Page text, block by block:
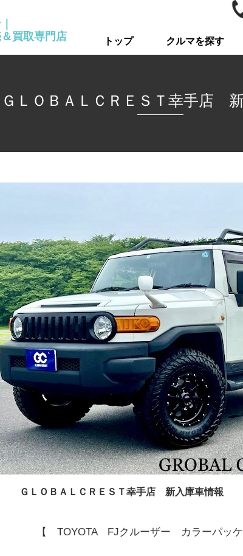
買取専門店
トップ クルマを探す
ＧＬＯＢＡＬＣＲＥＳＴ幸手店
ＧＬＯＢＡＬＣＲＥＳＴ幸手店 新入庫車情報
【 TOYOTA FJクルーザー カラーパッ